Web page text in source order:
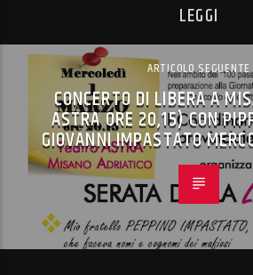
LEGGI
ARTICOLO SEGUENTE
CONCERTO DI LIBERA A
ASTRA ORE 20,15) CON
GIOVANNI IMPASTATO